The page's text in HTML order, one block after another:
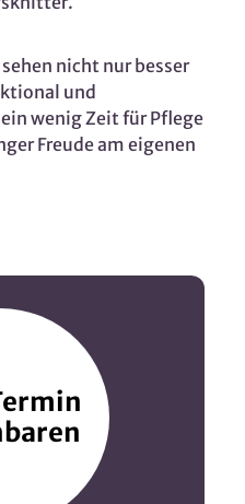
nicht nur besser
und
wenig Zeit für Pflege
Freude am eigenen